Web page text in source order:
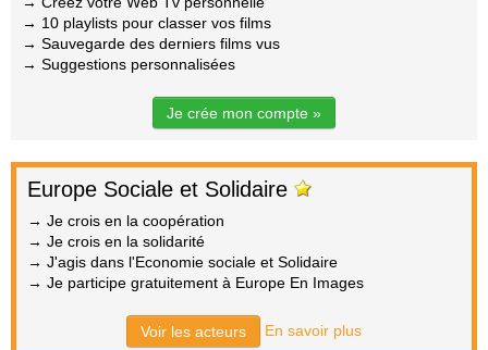
→ 10 playlists pour classer vos films
→ Sauvegarde des derniers films vus
→ Suggestions personnalisées
Je crée mon compte »
Europe Sociale et Solidaire
→ Je crois en la coopération
→ Je crois en la solidarité
→ J'agis dans l'Economie sociale et Solidaire
→ Je participe gratuitement à Europe En Images
Voir les acteurs En savoir plus